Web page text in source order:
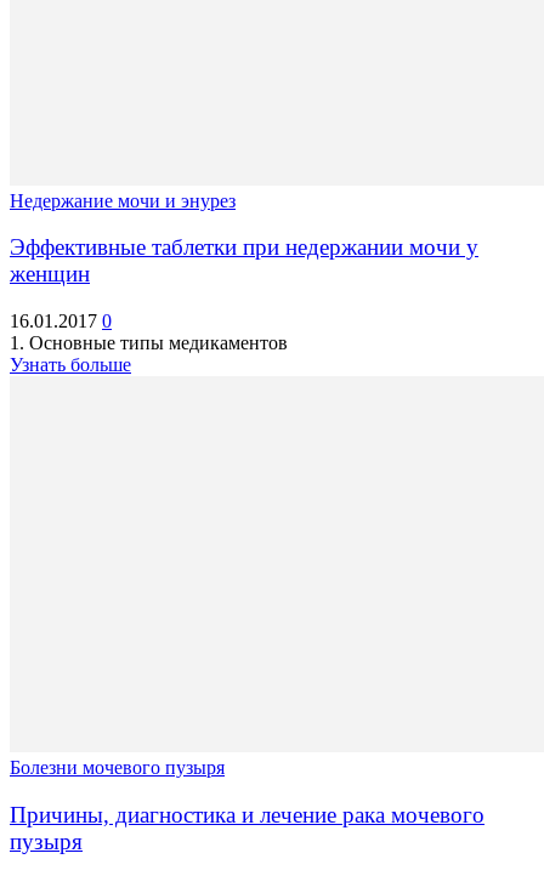
Недержание мочи и энурез
Эффективные таблетки при недержании мочи у
женщин
16.01.2017 0
1. Основные типы медикаментов
Узнать больше
Болезни мочевого пузыря
Причины, диагностика и лечение рака мочевого
пузыря